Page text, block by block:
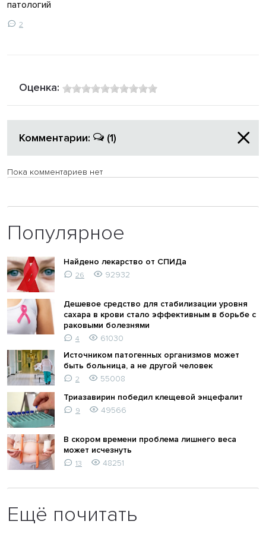
патологий
2
Оценка:
Комментарии: (1)
Пока комментариев нет
Популярное
Найдено лекарство от СПИДа
26 92932
Дешевое средство для стабилизации уровня
сахара в крови стало эффективным в борьбе с
раковыми болезнями
4
61030
Источником патогенных организмов может
быть больница, а не другой человек
2
55008
Триазавирин победил клещевой энцефалит
9 49566
В скором времени проблема лишнего веса
может исчезнуть
13 48251
Ещё почитать